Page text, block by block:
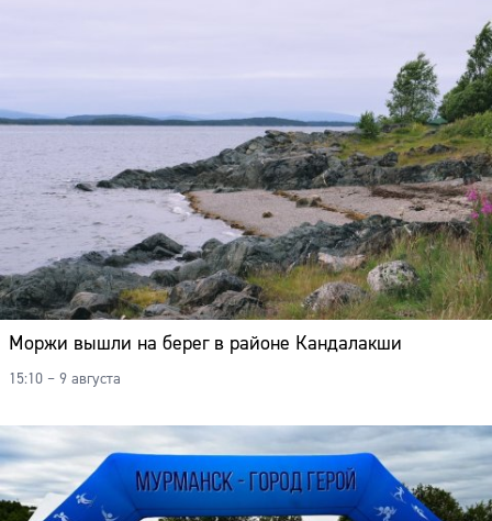
Моржи вышли на берег в районе Кандалакши
15:10 – 9 августа